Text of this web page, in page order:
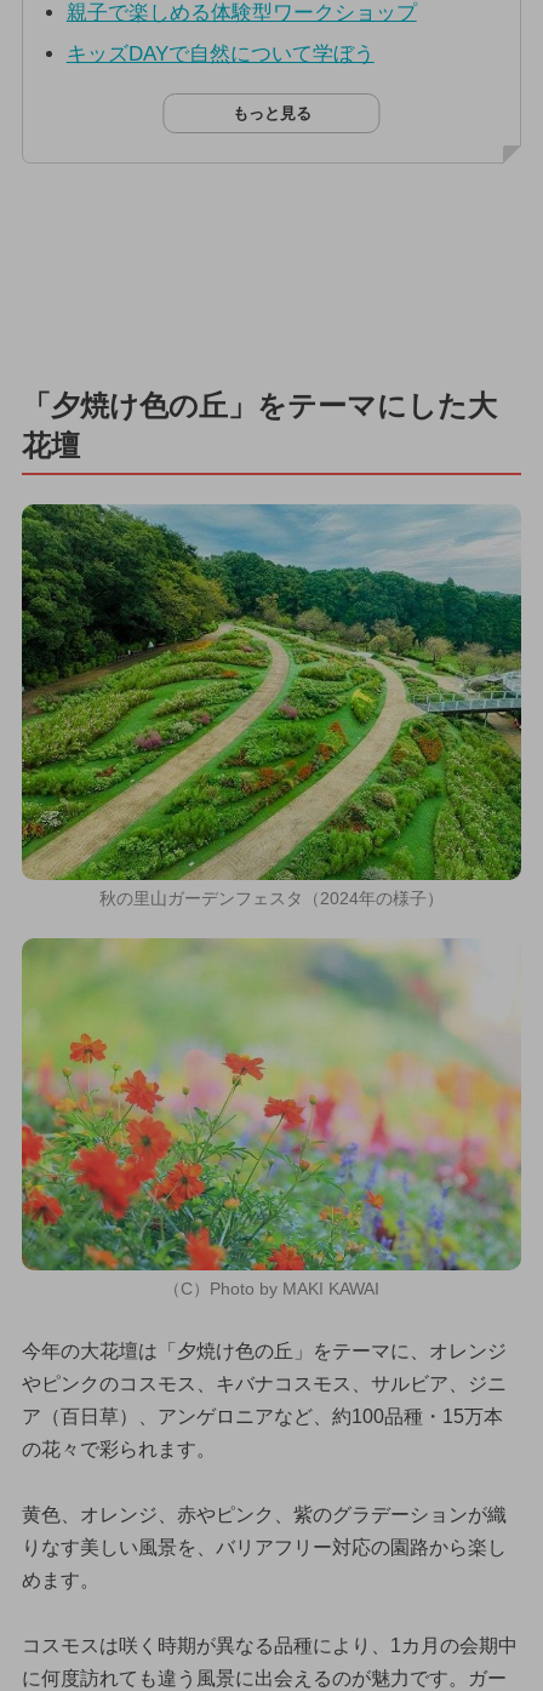
親子で楽しめる体験型ワークショップ
キッズDAYで自然について学ぼう
もっと見る
「夕焼け色の丘」をテーマにした大
花壇
秋の里山ガーデンフェスタ（2024年の様子）
（C）Photo by MAKI KAWAI
今年の大花壇は「夕焼け色の丘」をテーマに、オレンジ
やピンクのコスモス、キバナコスモス、サルビア、ジニ
ア（百日草）、アンゲロニアなど、約100品種・15万本
の花々で彩られます。
黄色、オレンジ、赤やピンク、紫のグラデーションが織
りなす美しい風景を、バリアフリー対応の園路から楽し
めます。
コスモスは咲く時期が異なる品種により、1カ月の会期中
に何度訪れても違う風景に出会えるのが魅力です。ガー